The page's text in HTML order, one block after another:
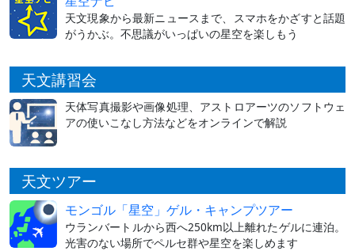
天文現象から最新ニュースまで、スマホをかざすと話題
がうかぶ。不思議がいっぱいの星空を楽しもう
天文講習会
天体写真撮影や画像処理、アストロアーツのソフトウェ
アの使いこなし方法などをオンラインで解説
天文ツアー
モンゴル「星空」ゲル・キャンプツアー
ウランバートルから西へ250km以上離れたゲルに連泊。
光害のない場所でペルセ群や星空を楽しめます